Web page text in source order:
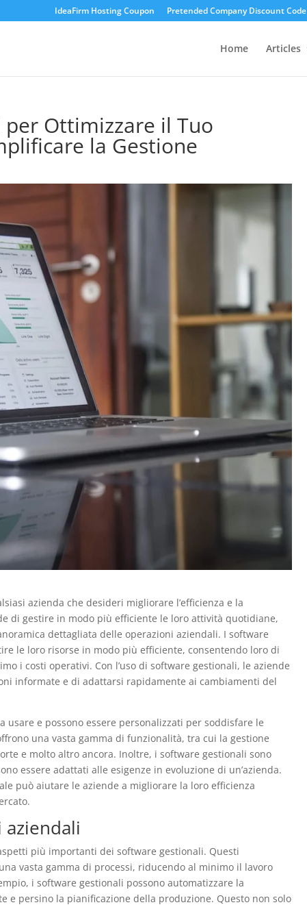
IdeaFirm Hosting Coupon Pretended Company Discount Code
Home Articles
Ottimizzare il Tuo
la Gestione
azienda che desideri migliorare l’efficienza e la
di gestire in modo più efficiente le loro attività quotidiane,
dettagliata delle operazioni aziendali. I software
le loro risorse in modo più efficiente, consentendo loro di
i costi operativi. Con l’uso di software gestionali, le aziende
informate e di adattarsi rapidamente ai cambiamenti del
e possono essere personalizzati per soddisfare le
una vasta gamma di funzionalità, tra cui la gestione
e molto altro ancora. Inoltre, i software gestionali sono
essere adattati alle esigenze in evoluzione di un’azienda.
può aiutare le aziende a migliorare la loro efficienza
aziendali
più importanti dei software gestionali. Questi
vasta gamma di processi, riducendo al minimo il lavoro
i software gestionali possono automatizzare la
e persino la pianificazione della produzione. Questo non solo